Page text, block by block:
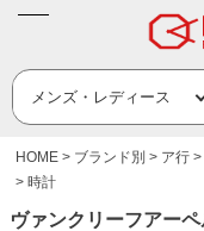
HOME ブランド別 ア行
時計
ヴァンクリーフアー